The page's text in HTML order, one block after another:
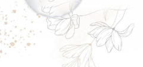
Перейти
к
содержанию